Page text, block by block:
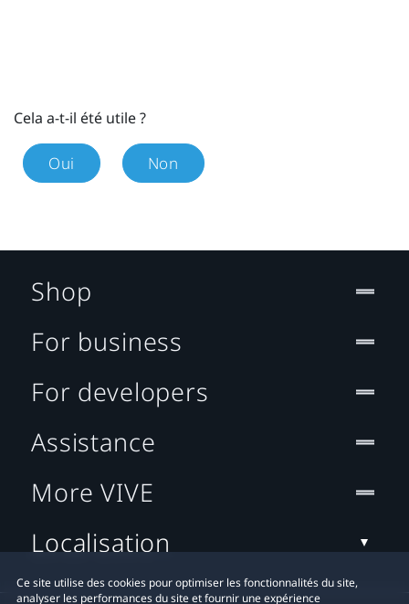
Cela a-t-il été utile ?
Oui Non
Ce site utilise des cookies pour optimiser les fonctionnalités du site,
analyser les performances du site et fournir une expérience
Shop
For business
For developers
Assistance
More VIVE
Localisation